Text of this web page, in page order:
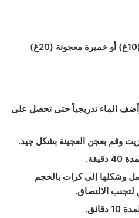
الماء تدريجياً حتى تحصل على
وقم بعجن العجينة بشكل جيد.
وشكلها إلى كرات بالحجم
الالتصاق.